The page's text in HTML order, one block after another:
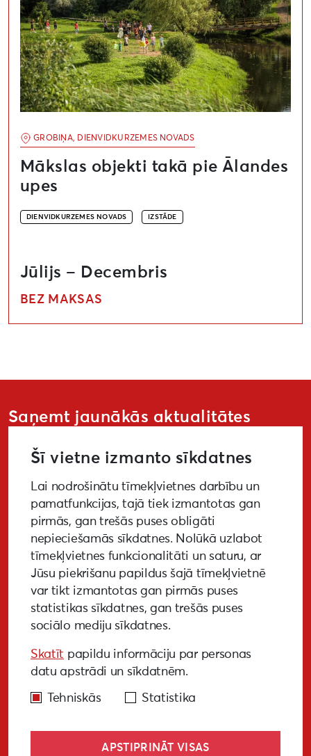
GROBIŅA, DIENVIDKURZEMES NOVADS
Mākslas objekti takā pie Ālandes
upes
DIENVIDKURZEMES NOVADS IZSTĀDE
Jūlijs – Decembris
BEZ MAKSAS
Saņemt jaunākās aktualitātes
PIETEIKTIES
GALERIJA MEDIJIEM LKA PĒTĪJUMS
BUJ NOTIKUŠIE PASĀKUMI
PIEKĻŪSTAMĪBAS VADLĪNIJAS
Šī vietne izmanto sīkdatnes
Lai nodrošinātu tīmekļvietnes darbību un
pamatfunkcijas, tajā tiek izmantotas gan
pirmās, gan trešās puses obligāti
nepieciešamās sīkdatnes. Nolūkā uzlabot
tīmekļvietnes funkcionalitāti un saturu, ar
Jūsu piekrišanu papildus šajā tīmekļvietnē
var tikt izmantotas gan pirmās puses
statistikas sīkdatnes, gan trešās puses
sociālo mediju sīkdatnes.
Skatīt papildu informāciju par personas
datu apstrādi un sīkdatnēm.
Tehniskās Statistika
APSTIPRINĀT VISAS